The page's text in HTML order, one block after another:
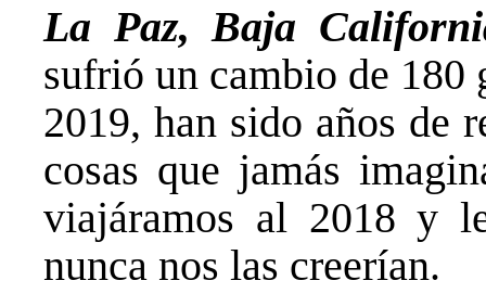
La Paz, Baja
sufrió un cambio de 180
2019, han sido años de
cosas que jamás
viajáramos al 2018 y
nunca nos las creerían.